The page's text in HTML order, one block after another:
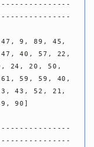
9, 89, 45,
40, 57, 22,
24, 20, 50,
59, 59, 40,
43, 52, 21,
90]